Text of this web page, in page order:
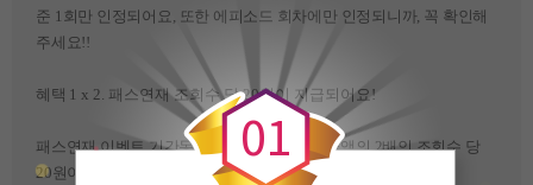
준 1 회만 인정되어요 , 또한 에피소드 회차에만 인정되니까, 꼭 확인해
주세요!!
혜택 1 x 2. 패스연재 조회수 당 20원이 지급되어요!
패스연재 이벤트 기간동안 패스연재는 기존 금액의 2배인 조회수 당
20원이 적립됩니다~
0
0
1